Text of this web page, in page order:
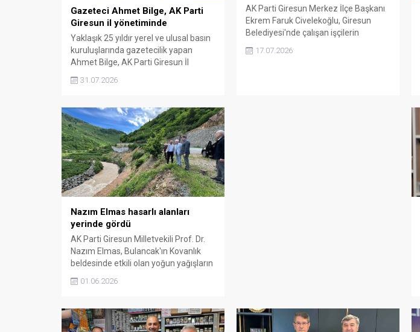
Gazeteci Ahmet Bilge, AK Parti
Giresun il yönetiminde
Yaklaşık 25 yıldır yerel ve ulusal basın
kuruluşlarında gazetecilik yapan
Ahmet Bilge, AK Parti Giresun İl
Başkanlığı'nın yeni yönetiminde İl
Başkan Yardımcısı olarak görev aldı.
31.07.2026
AK Parti Giresun Merkez İlçe Başkanı
Ekrem Faruk Civelekoğlu, Giresun
Belediyesi'nde çalışan işçilerin
ve fazla mesai ücretleri üzerinden
17.07.2026
Nazım Elmas hasarlı alanları
yerinde gördü
AK Parti Giresun Milletvekili Prof. Dr.
Nazım Elmas, Bulancak'ın Kovanlık
beldesinde etkili olan yoğun yağışların
incelemelerde bulundu. Elmas,
çalışmaların yakından takip edileceğini
söyledi.
01.06.2026